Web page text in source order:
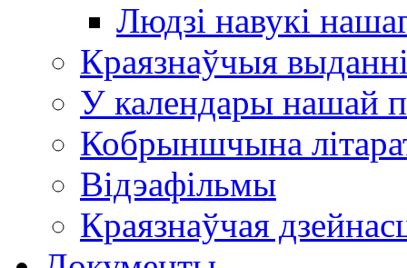
Людзі навукі
Краязнаўчыя
У календары нашай
Кобрыншчына
Відэафільмы
Краязнаўчая